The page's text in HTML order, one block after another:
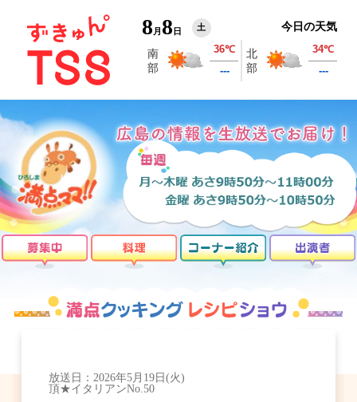
8 月 8 日 土 今日の天気
放送日： 2026年5月19日(火)
頂★イタリアンNo.50